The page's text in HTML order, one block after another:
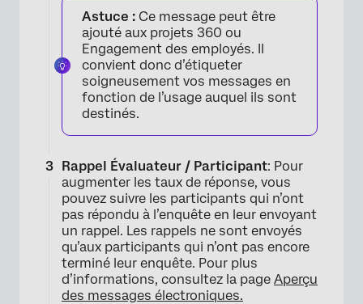
×
Astuce : Ce message peut être
ajouté aux projets 360 ou
Engagement des employés. Il
convient donc d’étiqueter
soigneusement vos messages en
fonction de l’usage auquel ils sont
destinés.
Rappel Évaluateur / Participant: Pour
augmenter les taux de réponse, vous
pouvez suivre les participants qui n’ont
pas répondu à l’enquête en leur envoyant
un rappel. Les rappels ne sont envoyés
qu’aux participants qui n’ont pas encore
terminé leur enquête. Pour plus
d’informations, consultez la page Aperçu
des messages électroniques.